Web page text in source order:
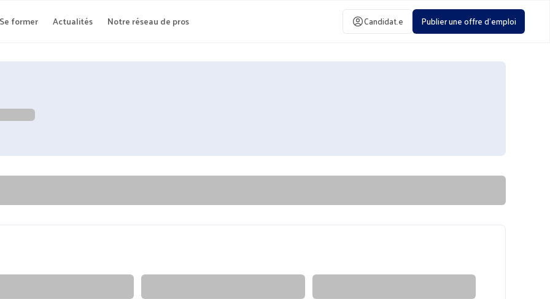
former Actualités Notre réseau de pros Candidat.e Publier une offre d'emploi